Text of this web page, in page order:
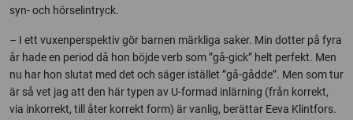
syn- och hörselintryck.
– I ett vuxenperspektiv gör barnen märkliga saker. Min dotter på fyra
år hade en period då hon böjde verb som ”gå-gick” helt perfekt. Men
nu har hon slutat med det och säger istället ”gå-gådde”. Men som tur
är så vet jag att den här typen av U-formad inlärning (från korrekt,
via inkorrekt, till åter korrekt form) är vanlig, berättar Eeva Klintfors.